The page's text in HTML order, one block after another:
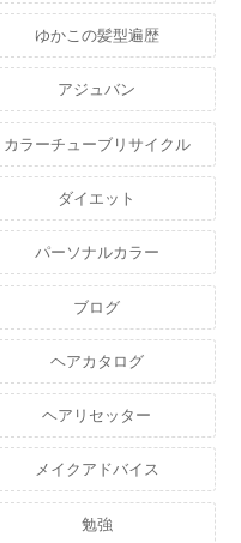
ゆかこの髪型遍歴
アジュバン
カラーチューブリサイクル
ダイエット
パーソナルカラー
ブログ
ヘアカタログ
ヘアリセッター
メイクアドバイス
勉強